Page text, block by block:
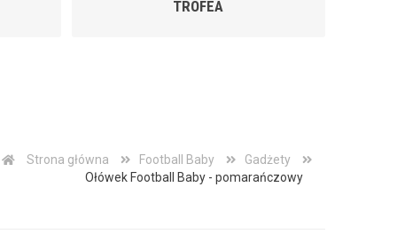
FOOTBALL BABY
Strona główna Football Baby
Gadżety
Ołówek Football Baby - pomarańczowy